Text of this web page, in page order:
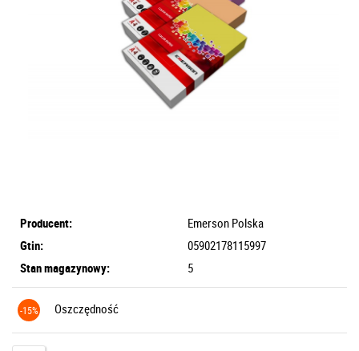
Producent:
Emerson Polska
Gtin:
05902178115997
Stan magazynowy:
5
-15% Oszczędność